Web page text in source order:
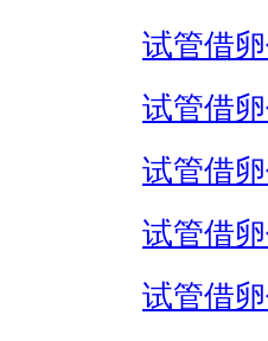
试管借
试管借
试管借
试管借
试管借